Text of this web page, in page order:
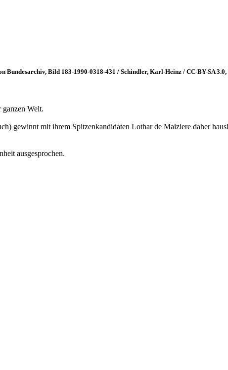
Bild 183-1990-0318-431 / Schindler, Karl-Heinz / CC-BY-SA
ganzen Welt.
gewinnt mit ihrem Spitzenkandidaten Lothar de Maiziere daher
ausgesprochen.